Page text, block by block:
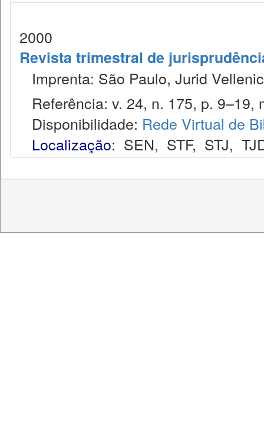
2000
Revista trimestral de
Imprenta: São Paulo, Jurid
Referência: v. 24, n. 175, p. 9–19,
Disponibilidade: Rede Virtual de
Localização: SEN, STF, STJ,